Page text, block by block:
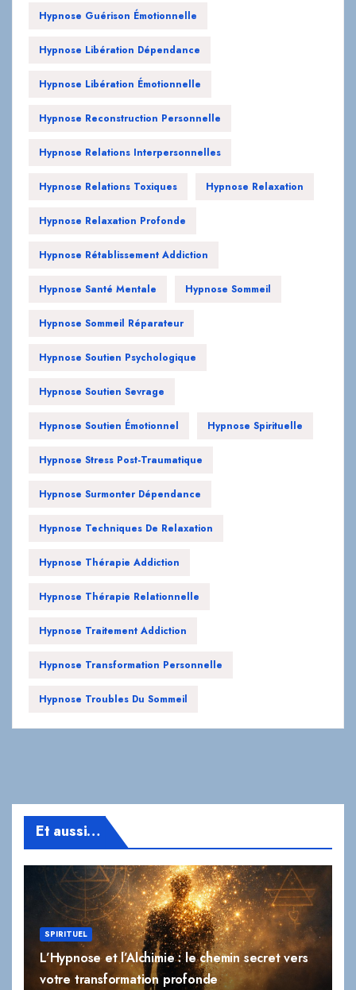
Hypnose Guérison Émotionnelle
Hypnose Libération Dépendance
Hypnose Libération Émotionnelle
Hypnose Reconstruction Personnelle
Hypnose Relations Interpersonnelles
Hypnose Relations Toxiques Hypnose Relaxation
Hypnose Relaxation Profonde
Hypnose Rétablissement Addiction
Hypnose Santé Mentale Hypnose Sommeil
Hypnose Sommeil Réparateur
Hypnose Soutien Psychologique
Hypnose Soutien Sevrage
Hypnose Soutien Émotionnel Hypnose Spirituelle
Hypnose Stress Post-Traumatique
Hypnose Surmonter Dépendance
Hypnose Techniques De Relaxation
Hypnose Thérapie Addiction
Hypnose Thérapie Relationnelle
Hypnose Traitement Addiction
Hypnose Transformation Personnelle
Hypnose Troubles Du Sommeil
Et aussi…
SPIRITUEL
L’Hypnose et l’Alchimie : le chemin secret vers
votre transformation profonde